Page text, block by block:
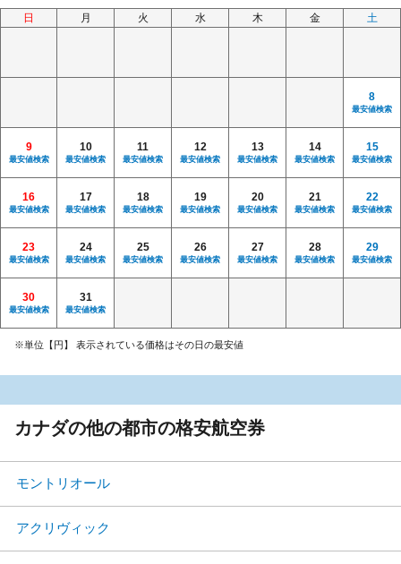
日 月 火 水 木 金 土
8
最安値検索
9
最安値検索
10
最安値検索
11
最安値検索
12
最安値検索
13
最安値検索
14
最安値検索
15
最安値検索
16
最安値検索
17
最安値検索
18
最安値検索
19
最安値検索
20
最安値検索
21
最安値検索
22
最安値検索
23
最安値検索
24
最安値検索
25
最安値検索
26
最安値検索
27
最安値検索
28
最安値検索
29
最安値検索
30
最安値検索
31
最安値検索
※単位【円】 表示されている価格はその日の最安値
カナダの他の都市の格安航空券
モントリオール
アクリヴィック